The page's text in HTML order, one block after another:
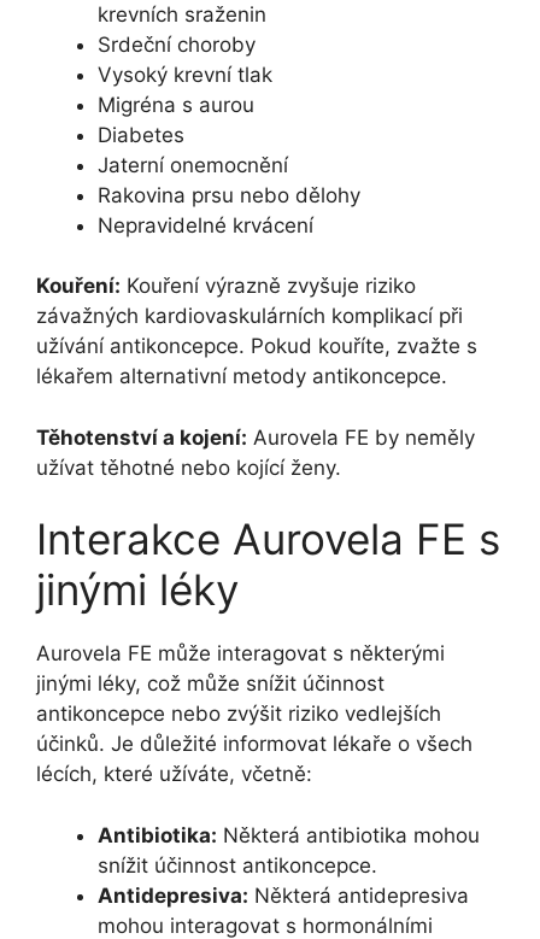
krevních sraženin
Srdeční choroby
Vysoký krevní tlak
Migréna s aurou
Diabetes
Jaterní onemocnění
Rakovina prsu nebo dělohy
Nepravidelné krvácení
Kouření: Kouření výrazně zvyšuje riziko
závažných kardiovaskulárních komplikací při
užívání antikoncepce. Pokud kouříte, zvažte s
lékařem alternativní metody antikoncepce.
Těhotenství a kojení: Aurovela FE by neměly
užívat těhotné nebo kojící ženy.
Interakce Aurovela FE s
jinými léky
Aurovela FE může interagovat s některými
jinými léky, což může snížit účinnost
antikoncepce nebo zvýšit riziko vedlejších
účinků. Je důležité informovat lékaře o všech
lécích, které užíváte, včetně:
Antibiotika: Některá antibiotika mohou
snížit účinnost antikoncepce.
Antidepresiva: Některá antidepresiva
mohou interagovat s hormonálními